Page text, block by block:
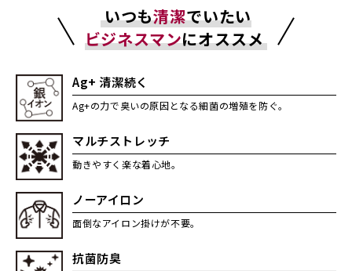
いつも清潔でいたい
ビジネスマンにオススメ
Ag+ 清潔続く
Ag+の力で臭いの原因となる細菌の増殖を防ぐ。
マルチストレッチ
動きやすく楽な着心地。
ノーアイロン
面倒なアイロン掛けが不要。
抗菌防臭